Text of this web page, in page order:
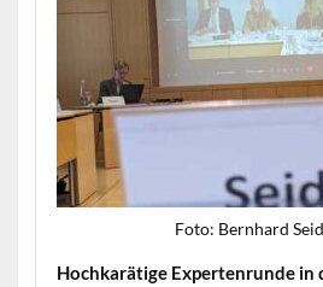
Foto: Bern­hard
Hochkarätige Experten­runde in